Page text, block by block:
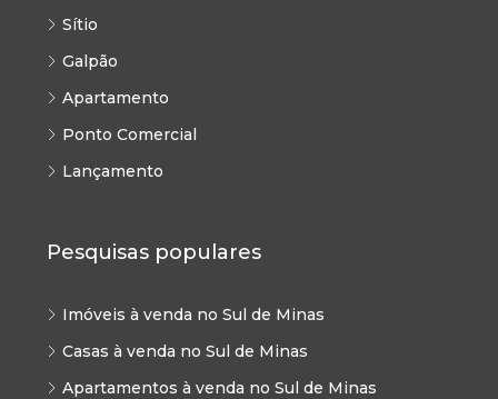
Sítio
Galpão
Apartamento
Ponto Comercial
Lançamento
Pesquisas populares
Imóveis à venda no Sul de Minas
Casas à venda no Sul de Minas
Apartamentos à venda no Sul de Minas